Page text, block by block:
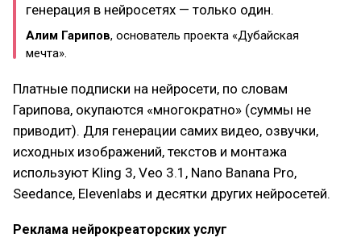
генерация в нейросетях — только один.
Алим Гарипов, основатель проекта «Дубайская
мечта».
Платные подписки на нейросети, по словам
Гарипова, окупаются «многократно» (суммы не
приводит). Для генерации самих видео, озвучки,
исходных изображений, текстов и монтажа
используют Kling 3, Veo 3.1, Nano Banana Pro,
Seedance, Elevenlabs и десятки других нейросетей.
Реклама нейрокреаторских услуг